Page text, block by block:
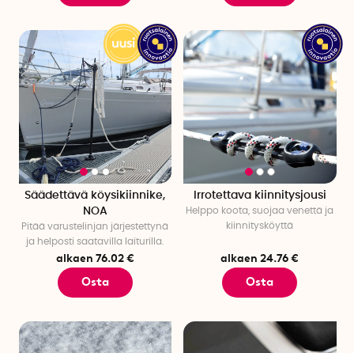
Säädettävä köysikiinnike,
NOA
Pitää varustelinjan järjestettynä
ja helposti saatavilla laiturilla.
alkaen 76.02 €
Osta
Irrotettava kiinnitysjousi
Helppo koota, suojaa venettä ja
kiinnitysköyttä
alkaen 24.76 €
Osta